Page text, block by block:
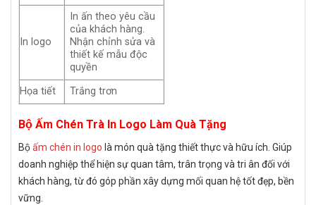
In logo
In ấn theo yêu cầu
của khách hàng.
Nhận chỉnh sửa và
thiết kế mẫu độc
quyền
Họa tiết
Trắng trơn
Bộ Ấm Chén Trà In Logo Làm Quà Tặng
Bộấm chén in logo là món quà tặng thiết thực và hữu ích. Giúp
doanh nghiệp thể hiện sự quan tâm, trân trọng và tri ân đối với
khách hàng, từ đó góp phần xây dựng mối quan hệ tốt đẹp, bền
vững.